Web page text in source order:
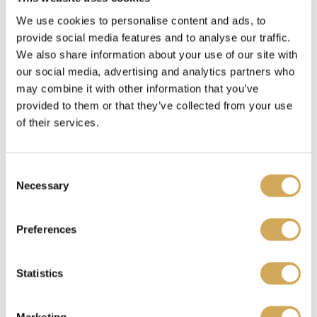
We use cookies to personalise content and ads, to
provide social media features and to analyse our traffic.
We also share information about your use of our site with
our social media, advertising and analytics partners who
may combine it with other information that you’ve
provided to them or that they’ve collected from your use
of their services.
Necessary
Preferences
Statistics
Waar kan ik mijn Wasstraapas kado gebruiken?
Benieuwd waar je je Wasstraatpas kado kunt
inzetten?Bekijk hier
Ik heb een Wasstraatpas kado ontvangen, wat nu?
op onze
website. Je krijgt dan een unieke code. Deze